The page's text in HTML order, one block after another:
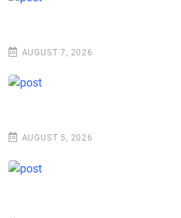
AUGUST 7, 2026
AUGUST 5, 2026